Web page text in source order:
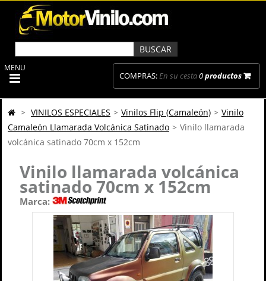
COMPRAS:En su cesta0productos
MENU
> VINILOS ESPECIALES > Vinilos Flip (Camaleón) > Vinilo
Camaleón Llamarada Volcánica Satinado > Vinilo llamarada
volcánica satinado 70cm x 152cm
Vinilo llamarada volcánica
satinado 70cm x 152cm
Marca: